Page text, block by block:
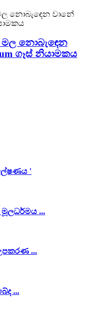
මල නොබැඳෙන
ගෑස් නියාමකය
'
...
...
...